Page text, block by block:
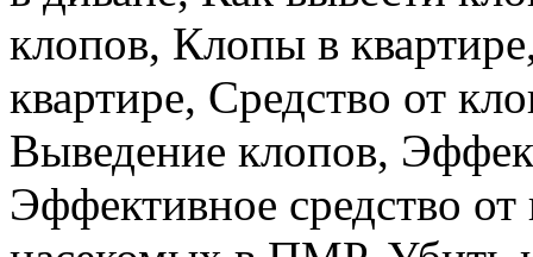
клопов, Клопы в
квартире, Средство от
Выведение клопов,
Эффективное средство